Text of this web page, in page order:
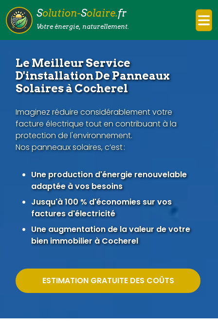
Solution-Solaire.fr
Votre énergie, naturellement.
Le Meilleur Service
D'installation De Panneaux
Solaires à Cocherel
Imaginez réduire considérablement votre
facture électrique tout en contribuant à la
protection de l'environnement.
Nos panneaux solaires, c’est :
Une production d'énergie renouvelable
adaptée à vos besoins
Jusqu'à 100 % d'économies sur vos
factures d'électricité
Une augmentation de la valeur de votre
bien immobilier à Cocherel
ESTIMATION GRATUITE DES COÛTS